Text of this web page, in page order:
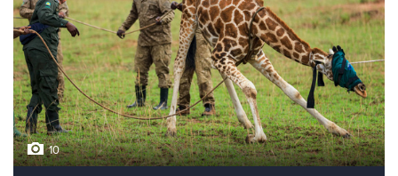
10